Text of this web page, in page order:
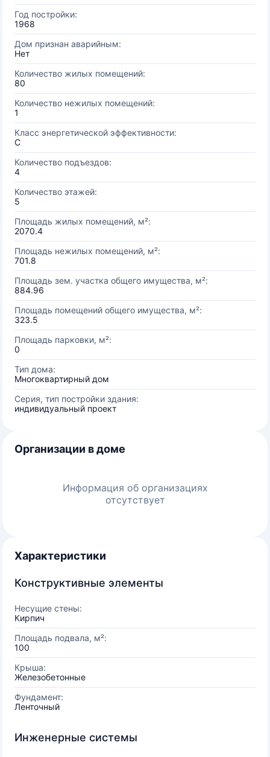
Год постройки:
1968
Дом признан аварийным:
Нет
Количество жилых помещений:
80
Количество нежилых помещений:
1
Класс энергетической эффективности:
C
Количество подъездов:
4
Количество этажей:
5
Площадь жилых помещений, м²:
2070.4
Площадь нежилых помещений, м²:
701.8
Площадь зем. участка общего имущества, м²:
884.96
Площадь помещений общего имущества, м²:
323.5
Площадь парковки, м²:
0
Тип дома:
Многоквартирный дом
Серия, тип постройки здания:
индивидуальный проект
Организации в доме
Информация об организациях
отсутствует
Характеристики
Конструктивные элементы
Несущие стены:
Кирпич
Площадь подвала, м²:
100
Крыша:
Железобетонные
Фундамент:
Ленточный
Инженерные системы